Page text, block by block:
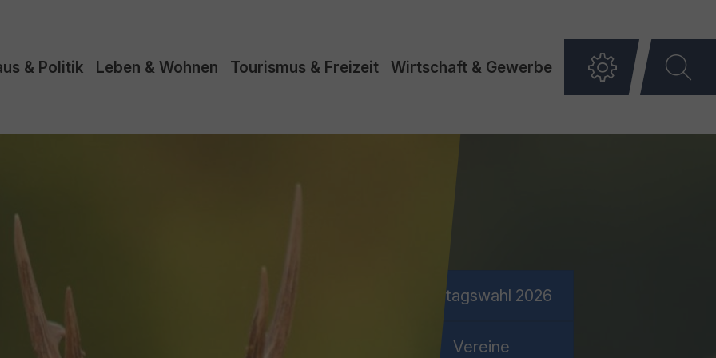
& Politik Leben & Wohnen Tourismus & Freizeit Wirtschaft & Gewerbe
Landtagswahl 2026
Vereine